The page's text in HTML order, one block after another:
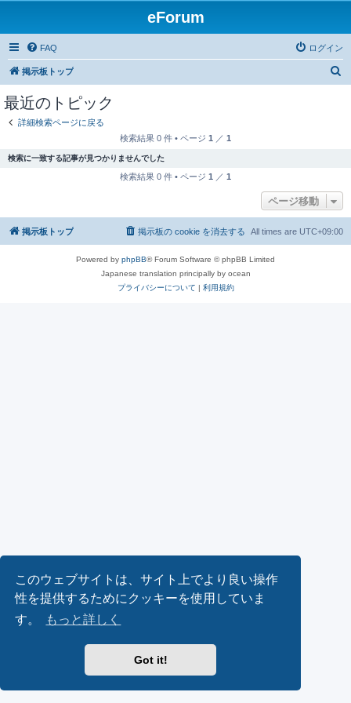
このウェブサイトは、サイト上でより良い操作
性を提供するためにクッキーを使用していま
す。
もっと詳しく
Got it!
eForum
FAQ ログイン
掲示板トップ
最近のトピック
詳細検索ページに戻る
検索結果 0 件 • ページ 1 ／ 1
検索に一致する記事が見つかりませんでした
検索結果 0 件 • ページ 1 ／ 1
ページ移動
掲示板トップ All times are UTC+09:00
掲示板の cookie を消去する
Powered by phpBB® Forum Software © phpBB Limited
Japanese translation principally by ocean
プライバシーについて | 利用規約